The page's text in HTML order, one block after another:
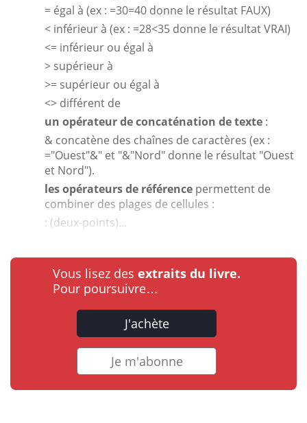
= égal à (ex : =30=40 donne le résultat FAUX)
< inférieur à (ex : =28<35 donne le résultat VRAI)
<= inférieur ou égal à
> supérieur à
>= supérieur ou égal à
<> différent de
un opérateur de concaténation de texte :
& concatène des chaînes de caractères (ex :
="Ouest"&" et "&"Nord" donne le résultat "Ouest
et Nord").
les opérateurs de référence permettent de
combiner des plages de cellules :
: (deux-points)...
Vous lisez des extraits du livre.
Pour poursuivre…
J'achète
Je m'abonne